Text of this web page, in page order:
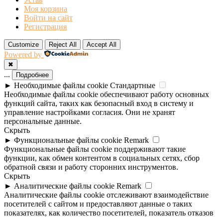
Моя корзина
Войти на сайт
Регистрация
Customize Reject All Accept All
Powered by
✖
... Подробнее
► Необходимые файлы cookie Стандартные
Необходимые файлы cookie обеспечивают работу основных
функций сайта, таких как безопасный вход в систему и
управление настройками согласия. Они не хранят
персональные данные.
Скрыть
► Функциональные файлы cookie Remark
Функциональные файлы cookie поддерживают такие
функции, как обмен контентом в социальных сетях, сбор
обратной связи и работу сторонних инструментов.
Скрыть
► Аналитические файлы cookie Remark
Аналитические файлы cookie отслеживают взаимодействие
посетителей с сайтом и предоставляют данные о таких
показателях, как количество посетителей, показатель отказов